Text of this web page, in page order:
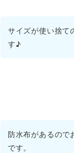
サイズが使い捨て
す♪
防水布があるので
です。